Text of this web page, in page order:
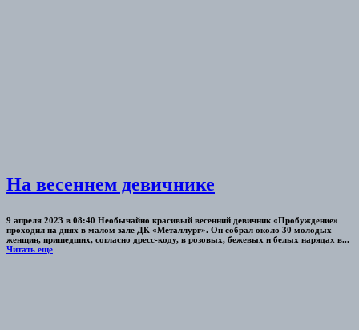
На весеннем девичнике
9 апреля 2023 в 08:40 Необычайно красивый весенний девичник «Пробуждение»
проходил на днях в малом зале ДК «Металлург». Он собрал около 30 молодых
женщин, пришедших, согласно дресс-коду, в розовых, бежевых и белых нарядах в...
Читать еще